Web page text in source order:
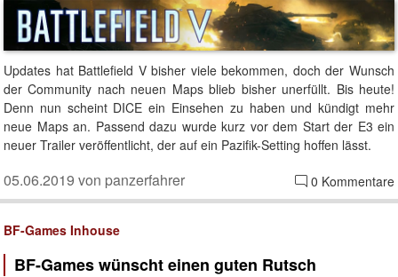
Updates hat Battlefield V bisher viele bekommen, doch der Wunsch
der Community nach neuen Maps blieb bisher unerfüllt. Bis heute!
Denn nun scheint DICE ein Einsehen zu haben und kündigt mehr
neue Maps an. Passend dazu wurde kurz vor dem Start der E3 ein
neuer Trailer veröffentlicht, der auf ein Pazifik-Setting hoffen lässt.
0 Kommentare
05.06.2019 von panzerfahrer
BF-Games Inhouse
BF-Games wünscht einen guten Rutsch